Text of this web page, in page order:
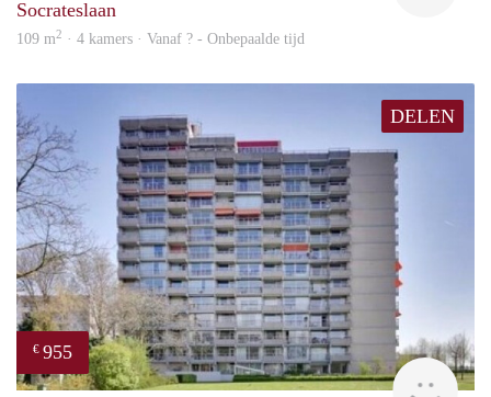
Socrateslaan
109 m2 · 4 kamers · Vanaf ? - Onbepaalde tijd
DELEN
€ 955
rent